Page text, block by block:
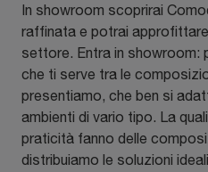
In showroom scoprirai
raffinata e potrai
settore. Entra in showroom:
che ti serve tra le
presentiamo, che ben si
ambienti di vario tipo. La
praticità fanno delle
distribuiamo le soluzioni